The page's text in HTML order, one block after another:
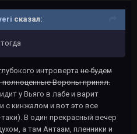
сказал:
интроверта не будем
полноценные Вороны принял.
у Вьяго в лабе и варит
с кинжалом и вот это все
В один прекрасный вечер
а там Антаам, пленники и